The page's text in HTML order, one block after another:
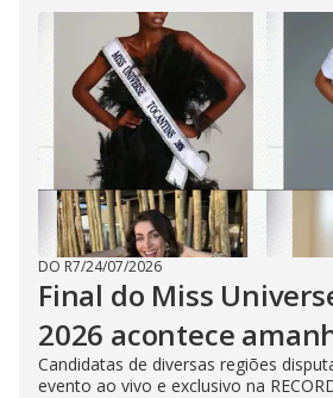
DO R7/24/07/2026
Final do Miss
2026 acontece
Candidatas de diversas regiões
evento ao vivo e exclusivo na